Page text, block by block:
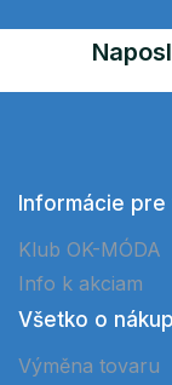
Informácie pre
Klub OK-MÓDA
Info k akciam
Všetko o
Výměna tovaru